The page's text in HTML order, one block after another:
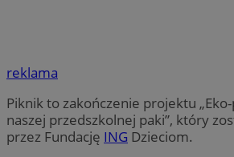
reklama
Piknik to zakończenie projektu
naszej przedszkolnej paki”, który
przez Fundację ING Dzieciom.